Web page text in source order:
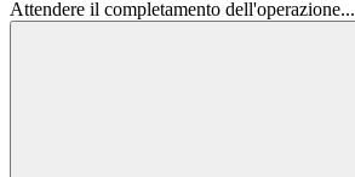
Attendere il completamento dell'operazione...